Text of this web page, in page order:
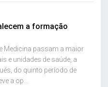
a formação
Medicina passam a maior
e unidades de saúde, a
do quinto período de
a op...